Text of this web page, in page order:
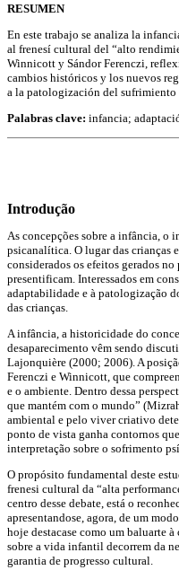
RESUMEN
En este trabajo se analiza la
al frenesí cultural del “alto
Winnicott y Sándor Ferenczi,
cambios históricos y los nuevos
a la patologización del sufrimiento
Palabras clave: infancia;
Introdução
As concepções sobre a infância, o
psicanalítica. O lugar das crianças
considerados os efeitos gerados
presentificam. Interessados em
adaptabilidade e à patologização
das crianças.
A infância, a historicidade do
desaparecimento vêm sendo
Lajonquière (2000; 2006). A
Ferenczi e Winnicott, que
e o ambiente. Dentro dessa
que mantém com o mundo”
ambiental e pelo viver criativo
ponto de vista ganha contornos
interpretação sobre o sofrimento
O propósito fundamental deste
frenesi cultural da “alta
centro desse debate, está o
apresentando­se, agora, de um
hoje destaca­se como um baluarte
sobre a vida infantil decorrem da
garantia de progresso cultural.